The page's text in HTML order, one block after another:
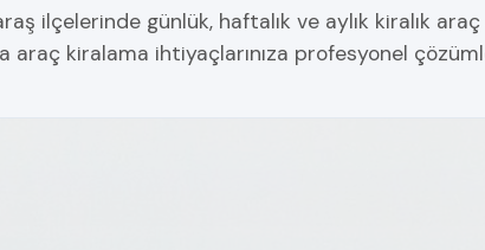
ilçelerinde günlük, haftalık ve aylık kiralık
kiralama ihtiyaçlarınıza profesyonel